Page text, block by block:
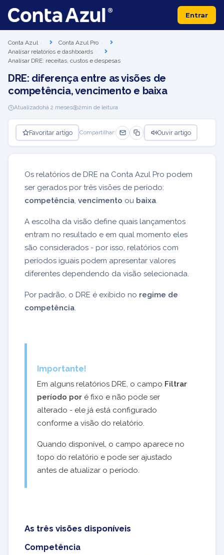
Entrar
Conta Azul
Conta Azul Pro
Analisar relatórios e dashboards
Analisar DRE: receitas, custos e despesas
DRE: diferença entre as visões de
competência, vencimento e baixa
Atualizadohá 2 meses 2min de leitura
Favoritar artigo Compartilhar: Ouvir artigo
Os relatórios de DRE na Conta Azul Pro podem
ser gerados por três visões de período:
competência, vencimento ou baixa.
A escolha da visão define quais lançamentos
entram no resultado e em qual momento eles
são considerados - por isso, relatórios com
períodos iguais podem apresentar valores
diferentes dependendo da visão selecionada.
Por padrão, o DRE é exibido no regime de
competência.
Importante!
Em alguns relatórios DRE, o campo Filtrar
período por é fixo e não pode ser
alterado - ele já está configurado
conforme a visão do relatório.
Quando disponível, o campo aparece no
topo do relatório e pode ser ajustado
antes de atualizar o período.
As três visões disponíveis
Competência